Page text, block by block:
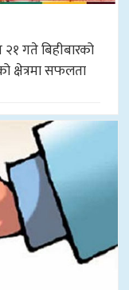
गते बिहीबारको
क्षेत्रमा सफलता